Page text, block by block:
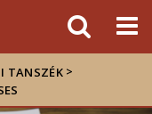
TANSZÉK >